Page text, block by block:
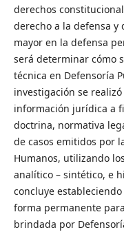
derechos
derecho a la defensa y
mayor en la defensa
será determinar cómo
técnica en Defensoría
investigación se
información jurídica a
doctrina, normativa
de casos emitidos por
Humanos, utilizando
analítico – sintético, e
concluye
forma permanente
brindada por